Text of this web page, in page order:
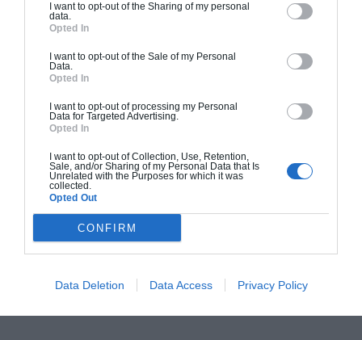
I want to opt-out of the Sharing of my personal
data.
Opted In
I want to opt-out of the Sale of my Personal
Data.
Opted In
I want to opt-out of processing my Personal
Data for Targeted Advertising.
Opted In
I want to opt-out of Collection, Use, Retention,
Sale, and/or Sharing of my Personal Data that Is
Unrelated with the Purposes for which it was
collected.
Opted Out
CONFIRM
Data Deletion Data Access Privacy Policy
Chiffrage estimatif pour : Fondations et normes
standards. Construction en bloc coffrant isolant
(RT 2020). Finitions haut de gamme. Le prix "clé
en main" inclut le gros oeuvre et le second
oeuvre (cuisine, peinture, sols...), mais exclut
piscine, jardin et clôture.
À partir de
290 000€ TTC
Je la veux !